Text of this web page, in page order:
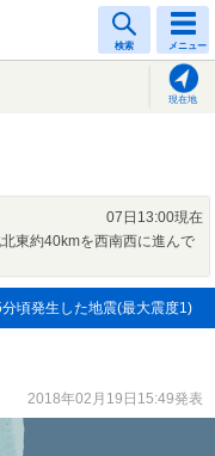
検索 メニュー
現在地
07日13:00現在
東約40kmを西南西に進んで
頃発生した地震(最大震度1)
2018年02月19日15:49発表